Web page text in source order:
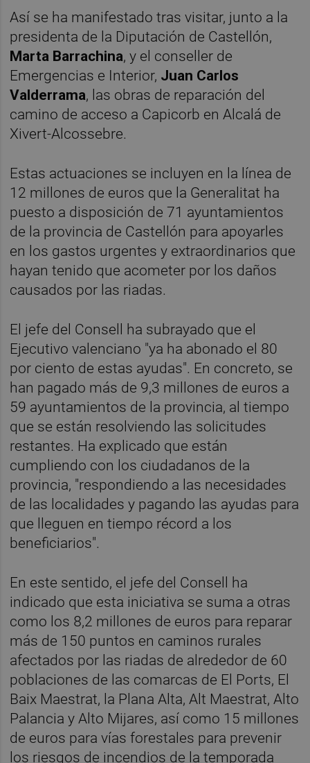
Así se ha manifestado tras visitar, junto a la
presidenta de la Diputación de Castellón,
Marta Barrachina, y el conseller de
Emergencias e Interior, Juan Carlos
Valderrama, las obras de reparación del
camino de acceso a Capicorb en Alcalá de
Xivert-Alcossebre.
Estas actuaciones se incluyen en la línea de
12 millones de euros que la Generalitat ha
puesto a disposición de 71 ayuntamientos
de la provincia de Castellón para apoyarles
en los gastos urgentes y extraordinarios que
hayan tenido que acometer por los daños
causados por las riadas.
El jefe del Consell ha subrayado que el
Ejecutivo valenciano "ya ha abonado el 80
por ciento de estas ayudas". En concreto, se
han pagado más de 9,3 millones de euros a
59 ayuntamientos de la provincia, al tiempo
que se están resolviendo las solicitudes
restantes. Ha explicado que están
cumpliendo con los ciudadanos de la
provincia, "respondiendo a las necesidades
de las localidades y pagando las ayudas para
que lleguen en tiempo récord a los
beneficiarios".
En este sentido, el jefe del Consell ha
indicado que esta iniciativa se suma a otras
como los 8,2 millones de euros para reparar
más de 150 puntos en caminos rurales
afectados por las riadas de alrededor de 60
poblaciones de las comarcas de El Ports, El
Baix Maestrat, la Plana Alta, Alt Maestrat, Alto
Palancia y Alto Mijares, así como 15 millones
de euros para vías forestales para prevenir
los riesgos de incendios de la temporada